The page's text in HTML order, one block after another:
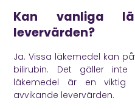
Kan vanliga
levervärden?
Ja. Vissa läkemedel kan
bilirubin. Det gäller
läkemedel är en viktig
avvikande levervärden.